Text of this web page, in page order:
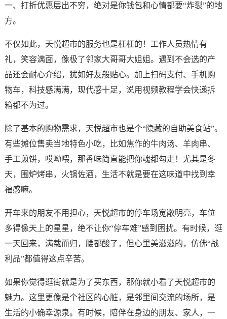
一、打折优惠层出不穷，绝对是你钱包和心情都要“炸裂”的地
方。
不仅如此，天悦超市的服务也是杠杠的！工作人员热情有
礼，笑容满面，像极了邻家大哥哥大姐姐。遇到不会选的产
品还会耐心介绍，犹如好友般贴心。加上扫码支付、手机购
物车，科技感满满，现代感十足，说用视频教程学会快递拆
箱都不为过。
除了基本的购物需求，天悦超市也是个“隐藏的自助美食站”。
有些摊位售卖当地特色小吃，比如焦作的牛肉汤、羊肉串、
手工煎饼，哎呦喂，那香味简直能把你魂都勾走！尤其是冬
天，围炉烤串，火锅佐酒，生活不就是要在这味道中找到幸
福感嘛。
开车来的朋友不用担心，天悦超市的停车场宽敞明亮，车位
多得像天上的星星，绝不让你“停车难”感到困扰。有时候，逛
一天回来，满载而归，腰都酸了，但心里美滋滋的，仿佛“战
利品”都值得这点辛苦。
如果你觉得逛街就是为了买东西，那你就小看了天悦超市的
魅力。这里更像是个社区的心脏，是邻里间交流的场所，是
生活的小确幸源泉。有时候，陪伴在身边的朋友、家人，一